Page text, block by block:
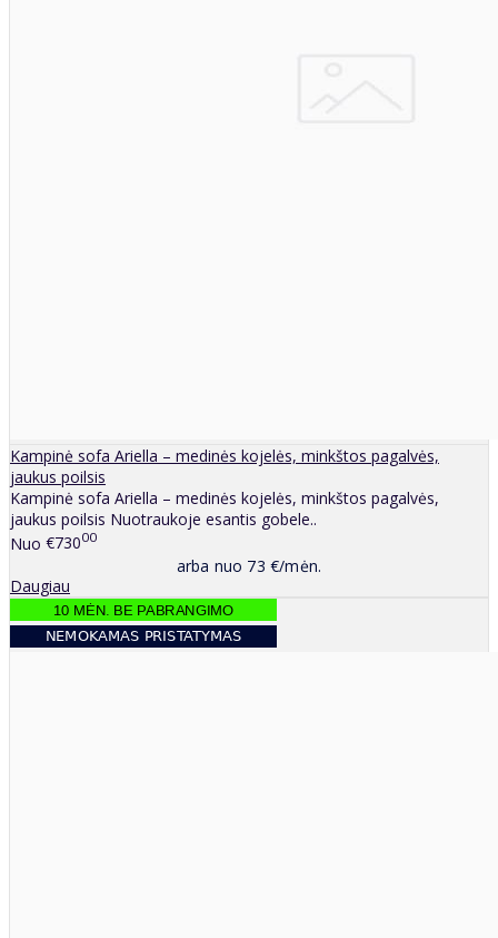
Kampinė sofa Ariella – medinės kojelės, minkštos pagalvės,
jaukus poilsis
Kampinė sofa Ariella – medinės kojelės, minkštos pagalvės,
jaukus poilsis Nuotraukoje esantis gobele..
Nuo €73000
arba nuo 73 €/mėn.
Daugiau